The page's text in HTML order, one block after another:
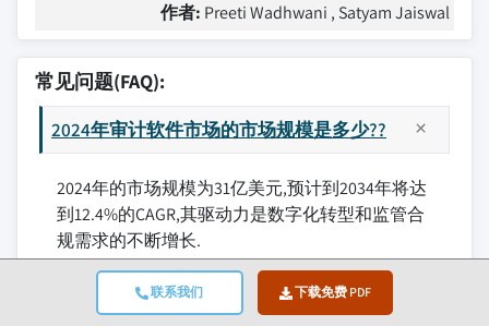
联系我们 下载免费 PDF
作者: Preeti Wadhwani , Satyam Jaiswal
常见问题(FAQ):
2024年审计软件市场的市场规模是多少??
2024年的市场规模为31亿美元,预计到2034年将达
到12.4%的CAGR,其驱动力是数字化转型和监管合
规需求的不断增长.
到2034年审计软件行业的预测价值是多少?